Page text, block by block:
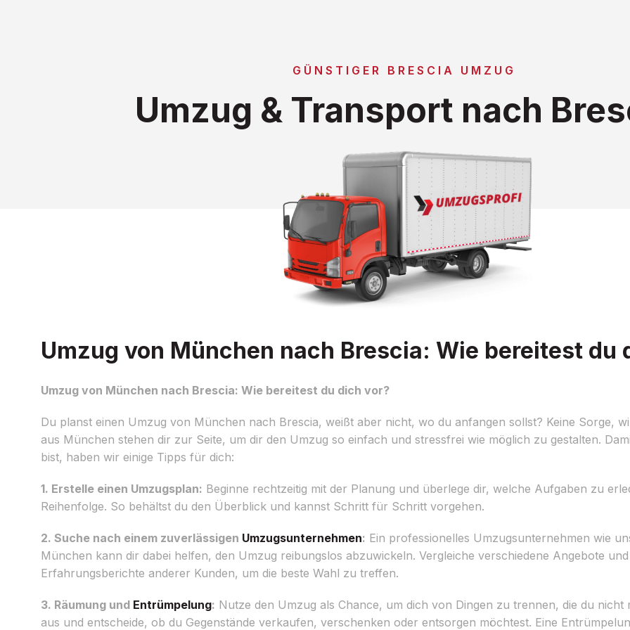
GÜNSTIGER BRESCIA UMZUG
Umzug & Transport nach
Umzug von München nach Brescia: Wie bereitest du
Umzug von München nach Brescia: Wie bereitest du dich vor?
Du planst einen Umzug von München nach Brescia, weißt aber nicht, wo du anfangen sollst? Keine Sorge,
aus München stehen dir zur Seite, um dir den Umzug so einfach und stressfrei wie möglich zu gestalten.
bist, haben wir einige Tipps für dich:
1. Erstelle einen Umzugsplan: Beginne rechtzeitig mit der Planung und überlege dir, welche Aufgaben zu
Reihenfolge. So behältst du den Überblick und kannst Schritt für Schritt vorgehen.
2. Suche nach einem zuverlässigen Umzugsunternehmen: Ein professionelles Umzugsunternehmen wie
München kann dir dabei helfen, den Umzug reibungslos abzuwickeln. Vergleiche verschiedene Angebote
Erfahrungsberichte anderer Kunden, um die beste Wahl zu treffen.
3. Räumung und Entrümpelung: Nutze den Umzug als Chance, um dich von Dingen zu trennen, die du
aus und entscheide, ob du Gegenstände verkaufen, verschenken oder entsorgen möchtest. Eine